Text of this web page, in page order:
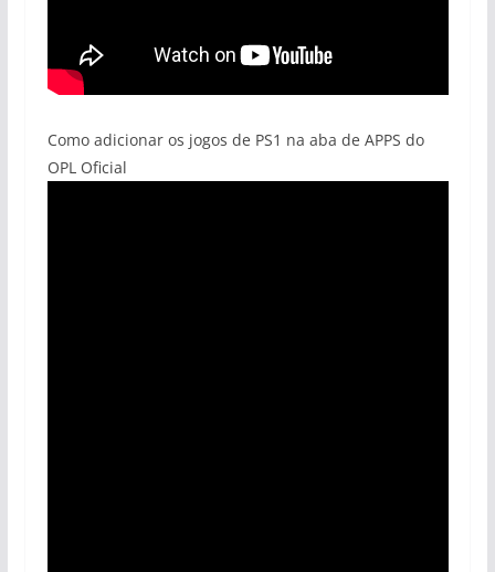
Como adicionar os jogos de PS1 na aba de APPS do
OPL Oficial